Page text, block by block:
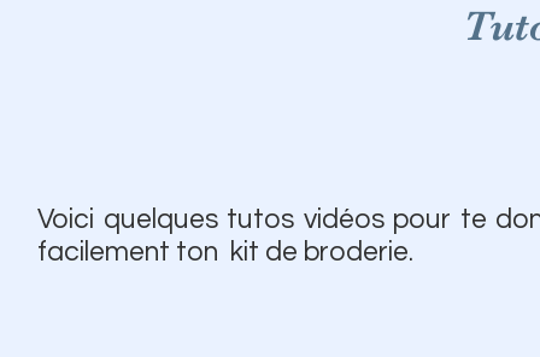
Voici quelques tutos vidéos pour te
facilement ton kit de broderie.